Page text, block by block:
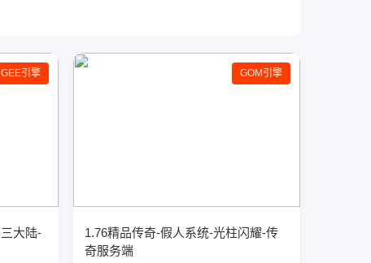
GEE引擎
大陆-
GOM引擎
1.76精品传奇-假人系统-光柱闪耀-传
奇服务端